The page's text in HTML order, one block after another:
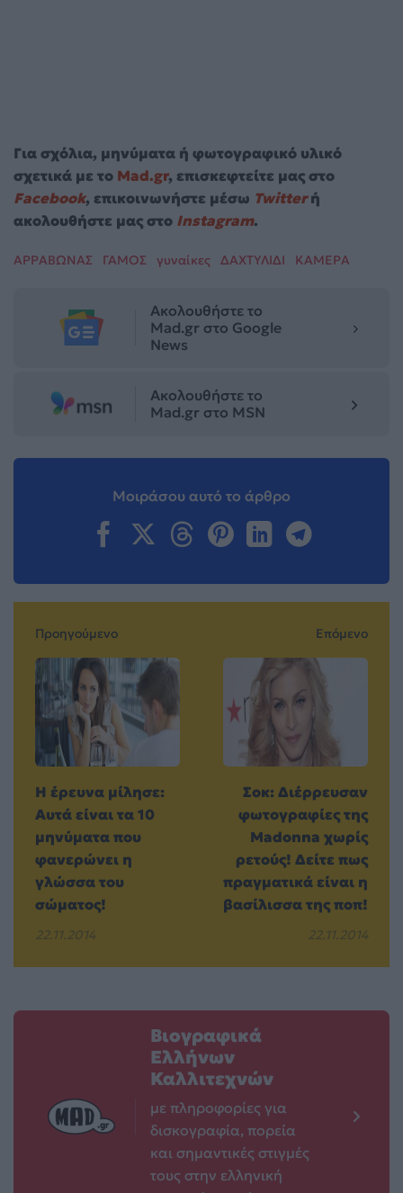
Για σχόλια, μηνύματα ή φωτογραφικό υλικό
σχετικά με το Mad.gr, επισκεφτείτε μας στο
Facebook, επικοινωνήστε μέσω Twitterή
ακολουθήστε μας στο Instagram.
ΑΡΡΑΒΩΝΑΣ ΓΑΜΟΣ γυναίκες ΔΑΧΤΥΛΙΔΙ ΚΑΜΕΡΑ
Ακολουθήστε το
Mad.gr στο Google
News
Ακολουθήστε το
Mad.gr στο MSN
Μοιράσου αυτό το άρθρο
Προηγούμενο
Η έρευνα μίλησε:
Αυτά είναι τα 10
μηνύματα που
φανερώνει η
γλώσσα του
σώματος!
22.11.2014
Επόμενο
Σοκ: Διέρρευσαν
φωτογραφίες της
Madonna χωρίς
ρετούς! Δείτε πως
πραγματικά είναι η
βασίλισσα της ποπ!
22.11.2014
Βιογραφικά
Ελλήνων
Καλλιτεχνών
με πληροφορίες για
δισκογραφία, πορεία
και σημαντικές στιγμές
τους στην ελληνική